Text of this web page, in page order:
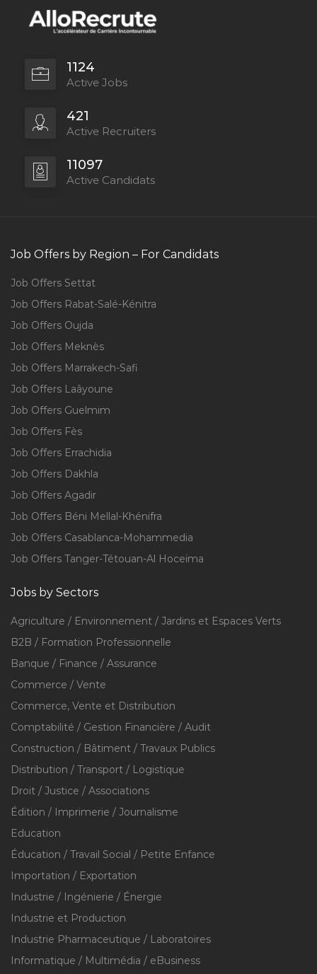
1124
Active Jobs
421
Active Recruiters
11097
Active Candidats
Job Offers by Region – For Candidats
Job Offers Settat
Job Offers Rabat-Salé-Kénitra
Job Offers Oujda
Job Offers Meknès
Job Offers Marrakech-Safi
Job Offers Laâyoune
Job Offers Guelmim
Job Offers Fès
Job Offers Errachidia
Job Offers Dakhla
Job Offers Agadir
Job Offers Béni Mellal-Khénifra
Job Offers Casablanca-Mohammedia
Job Offers Tanger-Tétouan-Al Hoceïma
Jobs by Sectors
Agriculture / Environnement / Jardins et Espaces Verts
B2B / Formation Professionnelle
Banque / Finance / Assurance
Commerce / Vente
Commerce, Vente et Distribution
Comptabilité / Gestion Financière / Audit
Construction / Bâtiment / Travaux Publics
Distribution / Transport / Logistique
Droit / Justice / Associations
Édition / Imprimerie / Journalisme
Education
Éducation / Travail Social / Petite Enfance
Importation / Exportation
Industrie / Ingénierie / Énergie
Industrie et Production
Industrie Pharmaceutique / Laboratoires
Informatique / Multimédia / eBusiness